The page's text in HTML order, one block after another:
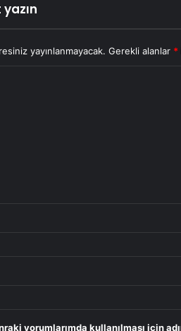
yazın
yayınlanmayacak. Gerekli alanlar *
yorumlarımda kullanılması için